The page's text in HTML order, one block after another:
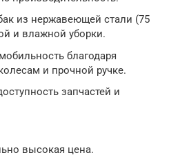
из нержавеющей стали (75
и влажной уборки.
благодаря
и прочной ручке.
запчастей и
высокая цена.